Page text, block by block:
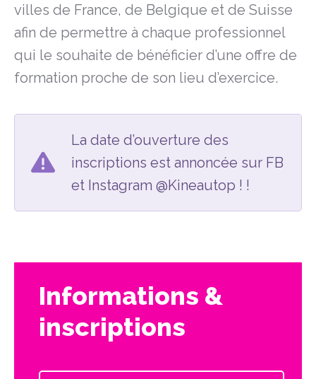
villes de France, de Belgique et de Suisse
afin de permettre à chaque professionnel
qui le souhaite de bénéficier d’une offre de
formation proche de son lieu d’exercice.
La date d’ouverture des
inscriptions est annoncée sur FB
et Instagram @Kineautop ! !
Informations &
inscriptions